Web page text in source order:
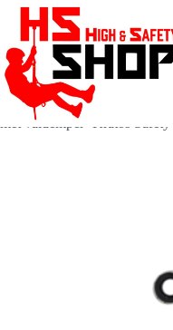
Skip
content
Home
Vallijnen
Vallijn Hope Essential
met valdemper- Kratos